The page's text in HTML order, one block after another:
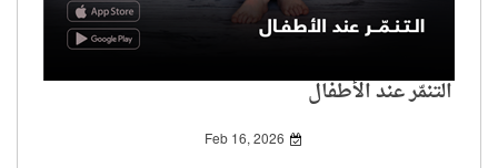
التنمّر عند الأطفال
Feb 16, 2026